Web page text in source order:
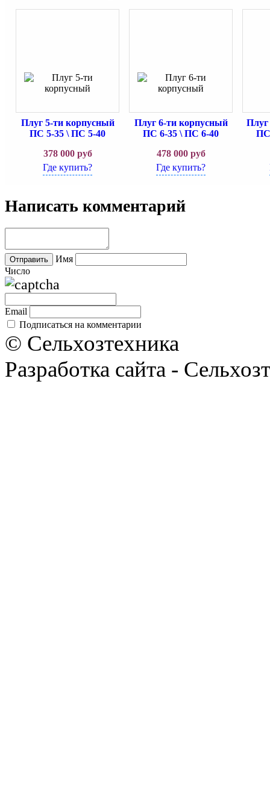
Плуг 5-ти корпусный
ПС 5-35 \ ПС 5-40
378 000руб
Где купить?
Плуг 6-ти корпусный
ПС 6-35 \ ПС 6-40
478 000руб
Где купить?
ПС
Написать комментарий
Имя
Число
Email
Подписаться на комментарии
© Сельхозтехника
Разработка сайта -